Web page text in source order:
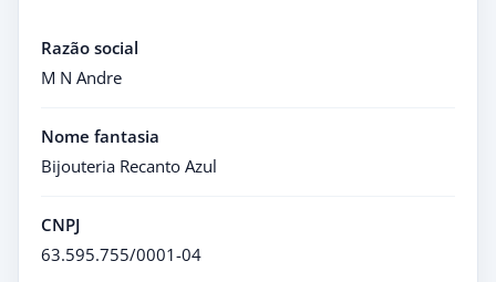
Razão social
M N Andre
Nome fantasia
Bijouteria Recanto Azul
CNPJ
63.595.755/0001-04